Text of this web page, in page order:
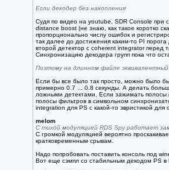
Если декодер без накопления
Судя по видео на youtube, SDR Console при
distance boost (не знаю, как такое коротко
пропорционально числу ошибок и
так далее до достижения каким-то PI
второй детектор с coherent integrator перед
Синхронизацию декодера групп пока что
Поэтому на длинном файле
Если бы все было так просто, можно было
примерно 0.7 ... 0.8 секунды. А делать
ложными детектами. Если зажимать полосы
полосы фильтров в символьном
integration для PS с какой-то эвристикой
melom
С тихой модуляцией RDS Spy работает
С громкой модуляцией вероятно
кратковременным срывам.
Надо попробовать поставить консоль под
Вот еще сэмпл со стабильным декодом PS